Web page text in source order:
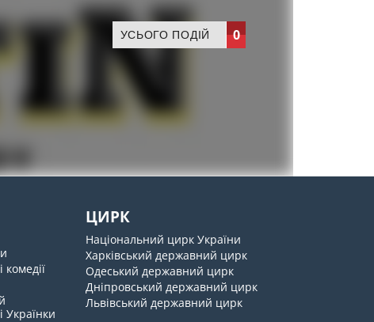
УСЬОГО ПОДІЙ 0
Українки
ЦИРК
Національний цирк України
Харківський державний цирк
Одеський державний цирк
Дніпровський державний цирк
Львівський державний цирк